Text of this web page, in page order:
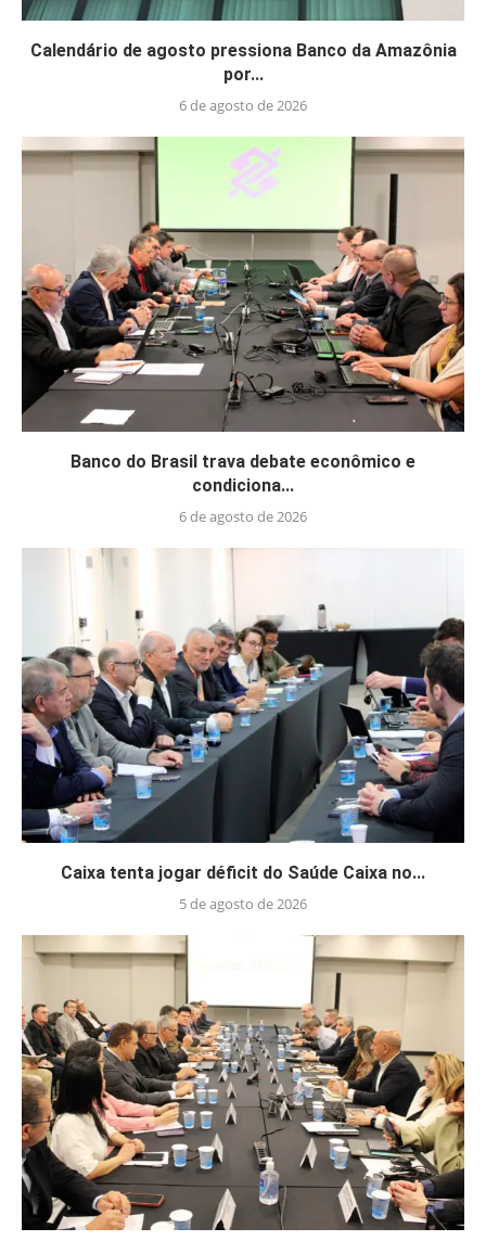
Calendário de agosto pressiona Banco da Amazônia
por...
6 de agosto de 2026
Banco do Brasil trava debate econômico e
condiciona...
6 de agosto de 2026
Caixa tenta jogar déficit do Saúde Caixa no...
5 de agosto de 2026